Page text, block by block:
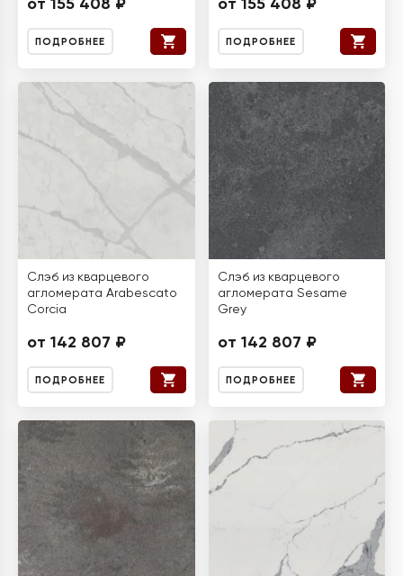
от 155 408 ₽
ПОДРОБНЕЕ
от 155 408 ₽
ПОДРОБНЕЕ
Слэб из кварцевого
агломерата Arabescato
Corcia
от 142 807 ₽
ПОДРОБНЕЕ
Слэб из кварцевого
агломерата Sesame
Grey
от 142 807 ₽
ПОДРОБНЕЕ